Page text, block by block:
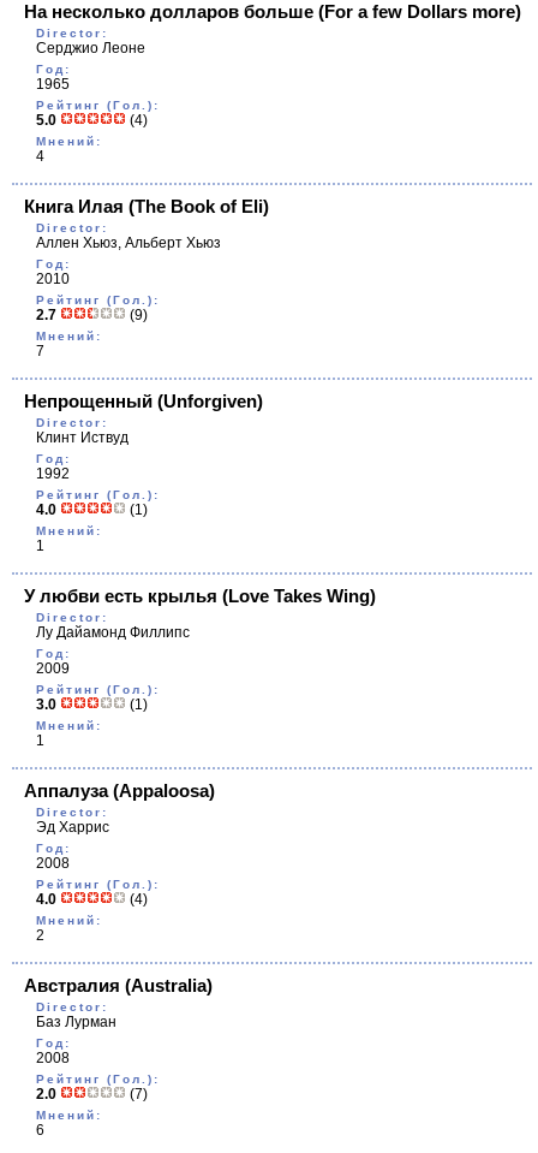
На несколько долларов больше (For a few Dollars more)
Director:
Серджио Леоне
Год:
1965
Рейтинг (Гол.):
5.0 (4)
Мнений:
4
Книга Илая (The Book of Eli)
Director:
Аллен Хьюз, Альберт Хьюз
Год:
2010
Рейтинг (Гол.):
2.7 (9)
Мнений:
7
Непрощенный (Unforgiven)
Director:
Клинт Иствуд
Год:
1992
Рейтинг (Гол.):
4.0 (1)
Мнений:
1
У любви есть крылья (Love Takes Wing)
Director:
Лу Дайамонд Филлипс
Год:
2009
Рейтинг (Гол.):
3.0 (1)
Мнений:
1
Аппалуза(Appaloosa)
Director:
Эд Харрис
Год:
2008
Рейтинг (Гол.):
4.0 (4)
Мнений:
2
Австралия (Australia)
Director:
Баз Лурман
Год:
2008
Рейтинг (Гол.):
2.0 (7)
Мнений:
6